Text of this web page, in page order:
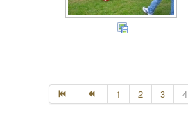
1 2 3 4